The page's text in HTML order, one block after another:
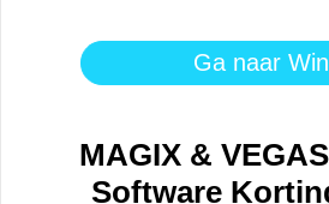
Ga naar
MAGIX &
Software